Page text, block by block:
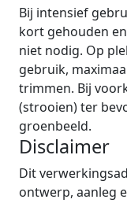
Bij intensief
kort gehouden
niet nodig. Op
gebruik,
trimmen. Bij
(strooien) ter
groenbeeld.
Disclaimer
Dit
ontwerp, aanleg